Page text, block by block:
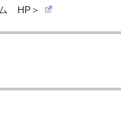
HP＞